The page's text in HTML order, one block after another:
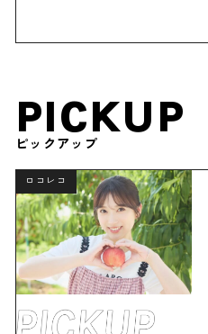
PICKUP
ピックアップ
ロコレコ